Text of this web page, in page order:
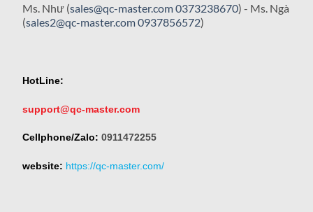
Ms. Như (sales@qc-master.com0373238670) - Ms. Ngà
(sales2@qc-master.com0937856572)
HotLine:
support@qc-master.com
Cellphone/Zalo: 0911472255
website: https://qc-master.com/